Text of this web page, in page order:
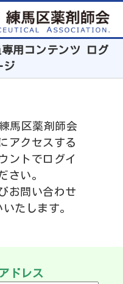
専用コンテンツ ログ
ジ
馬区薬剤師会
アクセスする
ントでログイ
さい。
お問い合わせ
たします。
ドレス